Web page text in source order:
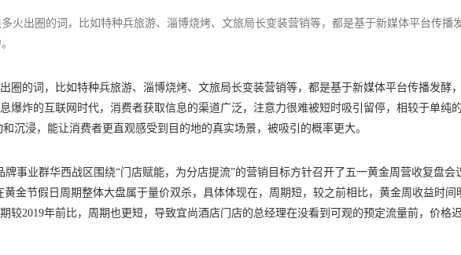
火出圈的词，比如特种兵旅游、淄博烧烤、文旅局长变装营销等，都是基于新媒体平台传播
圈的词，比如特种兵旅游、淄博烧烤、文旅局长变装营销等，都是基于新媒体平台传播发酵
爆炸的互联网时代，消费者获取信息的渠道广泛，注意力很难被短时吸引留停，相较于单纯
沉浸，能让消费者更直观感受到目的地的真实场景，被吸引的概率更大。
事业群华西战区围绕“门店赋能，为分店提流”的营销目标方针召开了五一黄金周营收复盘会
金节假日周期整体大盘属于量价双杀，具体体现在，周期短，较之前相比，黄金周收益时间
较2019年前比，周期也更短，导致宜尚酒店门店的总经理在没看到可观的预定流量前，价格